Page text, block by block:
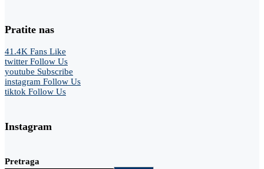
Pratite nas
41.4K Fans Like
twitter Follow Us
youtube Subscribe
instagram Follow Us
tiktok Follow Us
Instagram
Pretraga